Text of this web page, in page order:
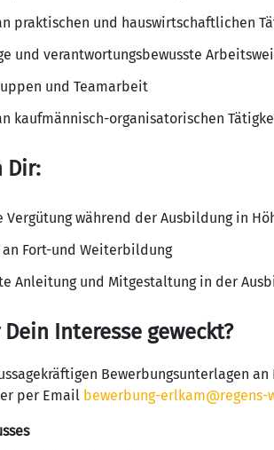
praktischen und hauswirtschaftlichen
und verantwortungsbewusste
und Teamarbeit
kaufmännisch-organisatorischen
Dir:
Vergütung während der Ausbildung in
Fort-und Weiterbildung
Anleitung und Mitgestaltung in der
Dein Interesse geweckt?
Bewerbungsunterlagen
per Email bewerbung-erlkam@regens-